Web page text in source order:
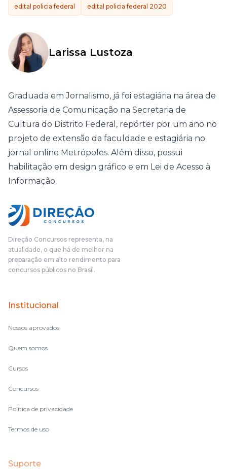
edital policia federal edital policia federal 2020
Larissa Lustoza
Graduada em Jornalismo, já foi estagiária na área de
Assessoria de Comunicação na Secretaria de
Cultura do Distrito Federal, repórter por um ano no
projeto de extensão da faculdade e estagiária no
jornal online Metrópoles. Além disso, possui
habilitação em design gráfico e em Lei de Acesso à
Informação.
Direção Concursos representa, na
atualidade, o que há de melhor na
preparação em alto rendimento para
concursos públicos no Brasil.
Institucional
Nossos aprovados
Quem somos
Cursos
Concursos
Política de privacidade
Termos de uso
Suporte